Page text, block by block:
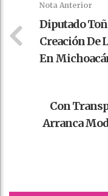
Nota Anterior
Diputado
Creación De
En
Con
Arranca